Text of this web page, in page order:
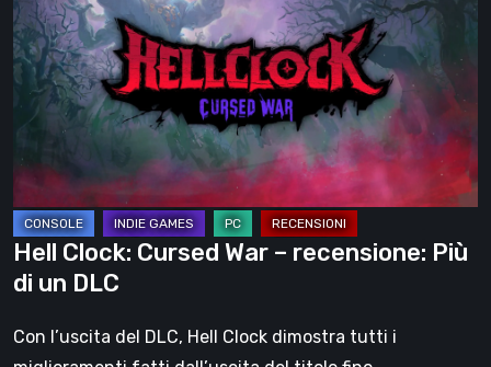
Cursed
War
–
recensione:
di
un
DLC
Hell Clock: Cursed War – recensione: Più
di un DLC
Con l’uscita del DLC, Hell Clock dimostra tutti i